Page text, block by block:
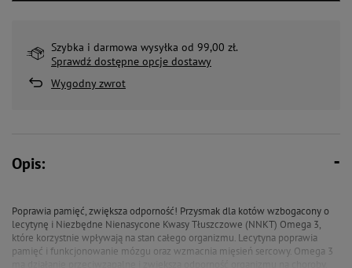
Szybka i darmowa wysyłka od 99,00 zł.
Sprawdź dostępne opcje dostawy
Wygodny zwrot
Opis:
Poprawia pamięć, zwiększa odporność! Przysmak dla kotów wzbogacony o
lecytynę i Niezbędne Nienasycone Kwasy Tłuszczowe (NNKT) Omega 3,
które korzystnie wpływają na stan całego organizmu. Lecytyna poprawia
pamięć i funkcjonowanie mózgu oraz wzmacnia mięsień sercowy. Omega 3